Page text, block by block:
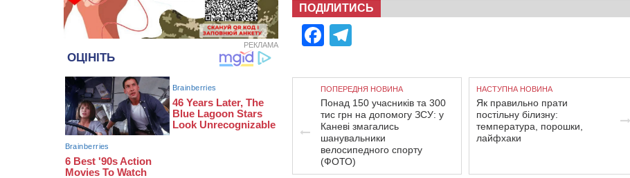
ПОДІЛИТИСЬ
Facebook
ПОПЕРЕДНЯ НОВИНА
Понад 150 учасників та 300
тис грн на допомогу ЗСУ: у
Каневі змагались
шанувальники
велосипедного спорту
(ФОТО)
НАСТУПНА НОВИНА
Як правильно прати
постільну білизну:
температура, порошки,
лайфхаки
10:10
На Черкащині п’яний мотоцикліст
зіткнувся з мопедом: двоє людей у
лікарні
09:42 Ветерани МСК “Дніпро” вибороли
бронзу чемпіонату України
08:57 На Уманщині підрядника
зобов’язали сплатити понад 670
тис грн штрафу за незаконні зміни
до договору
директора Мокрокалигірського
психоневрологічного інтернату
РЕКЛАМА